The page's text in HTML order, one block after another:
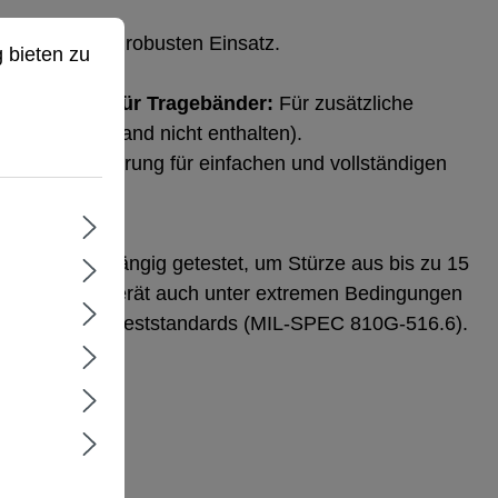
täglichen, robusten Einsatz.
für Tragebänder: Für zusätzliche
(Trageband nicht enthalten).
Aussparung für einfachen und vollständigen
Unabhängig getestet, um Stürze aus bis zu 15
damit Ihr Gerät auch unter extremen Bedingungen
Fallteststandards (MIL-SPEC 810G-516.6).
zu können. Mehr Informationen ...
bieten zu